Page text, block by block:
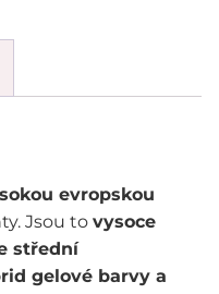
evropskou
Jsou to vysoce
střední
gelové barvy a